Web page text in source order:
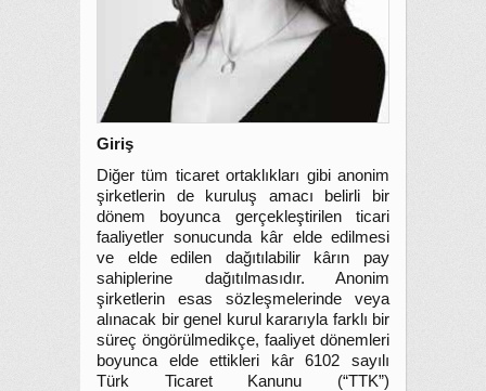
Giriş
Diğer tüm ticaret ortaklıkları gibi anonim
şirketlerin de kuruluş amacı belirli bir
dönem boyunca gerçekleştirilen ticari
faaliyetler sonucunda kâr elde edilmesi
ve elde edilen dağıtılabilir kârın pay
sahiplerine dağıtılmasıdır. Anonim
şirketlerin esas sözleşmelerinde veya
alınacak bir genel kurul kararıyla farklı bir
süreç öngörülmedikçe, faaliyet dönemleri
boyunca elde ettikleri kâr 6102 sayılı
Türk Ticaret Kanunu (“TTK”)